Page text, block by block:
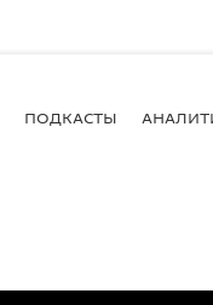
ПОДКАСТЫ